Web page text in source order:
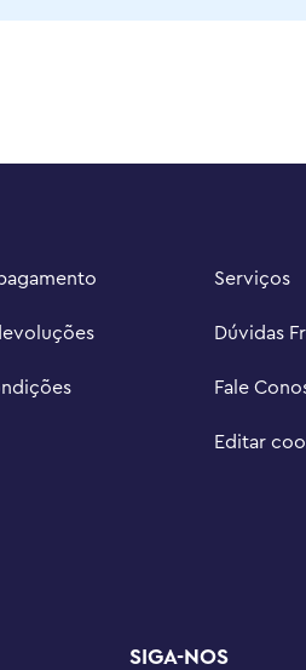
Serviços
Dúvidas
Fale
Editar
SIGA-NOS